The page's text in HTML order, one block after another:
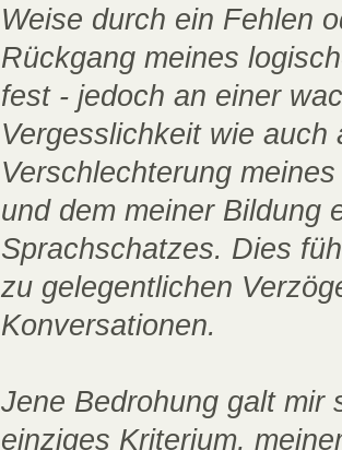
Weise durch ein Fehlen
Rückgang meines
fest - jedoch an einer
Vergesslichkeit wie auch
Verschlechterung
und dem meiner Bildung
Sprachschatzes. Dies
zu gelegentlichen
Konversationen.
Jene Bedrohung galt mir
einziges Kriterium,